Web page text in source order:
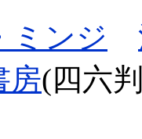
ミンジ
房(四六